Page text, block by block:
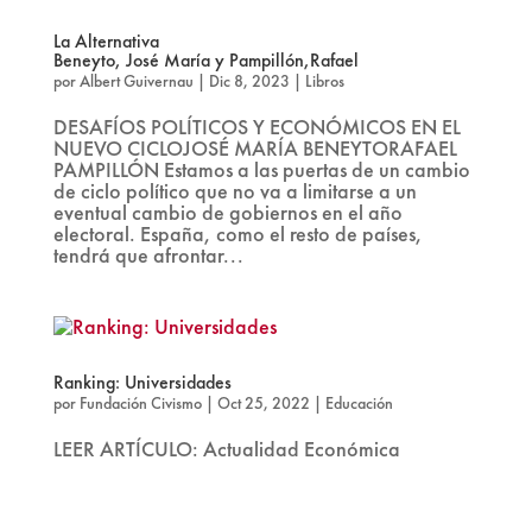
La Alternativa
Beneyto, José María y Pampillón,Rafael
porAlbert Guivernau | Dic 8, 2023 | Libros
DESAFÍOS POLÍTICOS Y ECONÓMICOS EN EL
NUEVO CICLOJOSÉ MARÍA BENEYTORAFAEL
PAMPILLÓN Estamos a las puertas de un cambio
de ciclo político que no va a limitarse a un
eventual cambio de gobiernos en el año
electoral. España, como el resto de países,
tendrá que afrontar...
Ranking: Universidades
por Fundación Civismo| Oct 25, 2022 | Educación
LEER ARTÍCULO: Actualidad Económica